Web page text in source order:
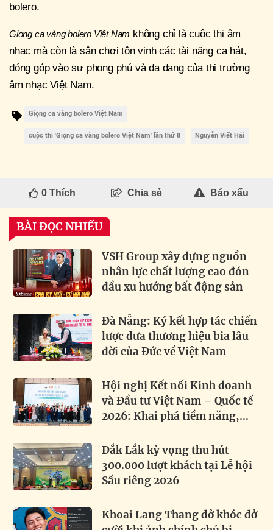
bolero.
Giọng ca vàng bolero Việt Nam không chỉ là cuộc thi âm
nhạc mà còn là sân chơi tôn vinh các tài năng ca hát,
đóng góp vào sự phong phú và đa dạng của thị trường
âm nhạc Việt Nam.
Giọng ca vàng bolero Việt Nam
cuộc thi 'Giọng ca vàng bolero Việt Nam' lần thứ 8 Nguyễn Viết Hải
0Thích Chia sẻ Báo xấu
BÀI ĐỌC NHIỀU
VSH Group xây dựng nguồn
nhân lực chất lượng cao đón
dầu xu hướng bất động sản
Đà Nẵng: Ký kết hợp tác chiến
lược đưa thương hiệu bia lâu
đời của Đức về Việt Nam
Hội nghị Kết nối Kinh doanh
và Đầu tư Việt Nam – Quốc tế
2026: Khai phá tiềm năng,
Đắk Lắk kỳ vọng thu hút
300.000 lượt khách tại Lễ hội
Sầu riêng 2026
Khoai Lang Thang dở khóc dở